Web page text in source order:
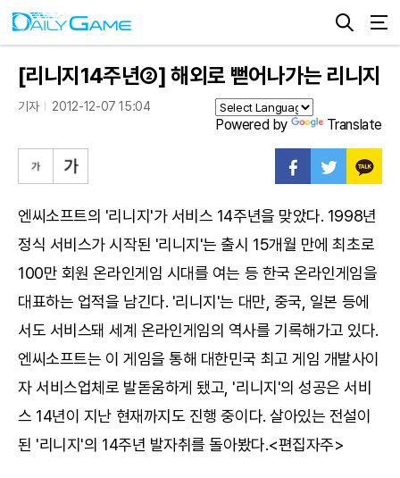
[리니지14주년②] 해외로 뻗어나가는 리니지
기자 2012-12-07 15:04
Powered by Translate
엔씨소프트의 '리니지'가 서비스 14주년을 맞았다. 1998년
정식 서비스가 시작된 '리니지'는 출시 15개월 만에 최초로
100만 회원 온라인게임 시대를 여는 등 한국 온라인게임을
대표하는 업적을 남긴다. '리니지'는 대만, 중국, 일본 등에
서도 서비스돼 세계 온라인게임의 역사를 기록해가고 있다.
엔씨소프트는 이 게임을 통해 대한민국 최고 게임 개발사이
자 서비스업체로 발돋움하게 됐고, '리니지'의 성공은 서비
스 14년이 지난 현재까지도 진행 중이다. 살아있는 전설이
된 '리니지'의 14주년 발자취를 돌아봤다.<편집자주>